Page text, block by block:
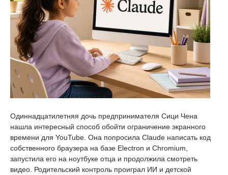
Одиннадцатилетняя дочь предпринимателя Сици Чена
нашла интересный способ обойти ограничение экранного
времени для YouTube. Она попросила Claude написать код
собственного браузера на базе Electron и Chromium,
запустила его на ноутбуке отца и продолжила смотреть
видео. Родительский контроль проиграл ИИ и детской